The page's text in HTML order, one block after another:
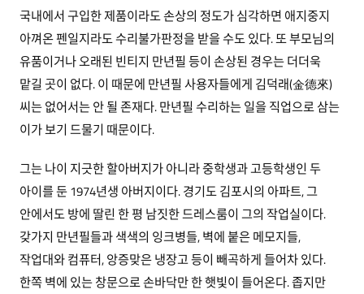
국내에서 구입한 제품이라도 손상의 정도가 심각하면 애지중지
아껴온 펜일지라도 수리불가판정을 받을 수도 있다. 또 부모님의
유품이거나 오래된 빈티지 만년필 등이 손상된 경우는 더더욱
맡길 곳이 없다. 이 때문에 만년필 사용자들에게 김덕래(金德來)
씨는 없어서는 안 될 존재다. 만년필 수리하는 일을 직업으로 삼는
이가 보기 드물기 때문이다.
그는 나이 지긋한 할아버지가 아니라 중학생과 고등학생인 두
아이를 둔 1974년생 아버지이다. 경기도 김포시의 아파트, 그
안에서도 방에 딸린 한 평 남짓한 드레스룸이 그의 작업실이다.
갖가지 만년필들과 색색의 잉크병들, 벽에 붙은 메모지들,
작업대와 컴퓨터, 앙증맞은 냉장고 등이 빼곡하게 들어차 있다.
한쪽 벽에 있는 창문으로 손바닥만 한 햇빛이 들어온다. 좁지만